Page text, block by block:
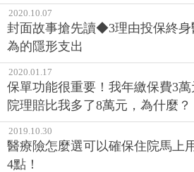
2020.10.07
封面故事搶先讀◆3理由投保終
為的隱形支出
2020.01.17
保單功能很重要！我年繳保費3
院理賠比我多了8萬元，為什麼？
2019.10.30
醫療險怎麼選可以確保住院馬上
4點！